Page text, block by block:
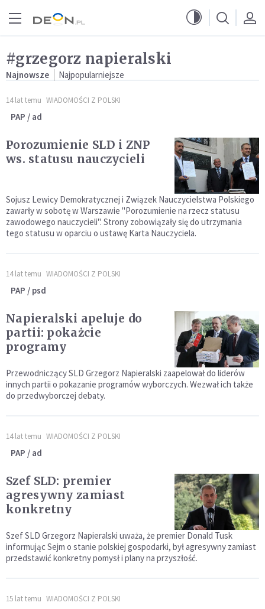
#grzegorz napieralski
Najnowsze Najpopularniejsze
14 lat temu WIADOMOŚCI Z POLSKI
PAP / ad
Porozumienie SLD i ZNP
ws. statusu nauczycieli
Sojusz Lewicy Demokratycznej i Związek Nauczycielstwa Polskiego
zawarły w sobotę w Warszawie "Porozumienie na rzecz statusu
zawodowego nauczycieli". Strony zobowiązały się do utrzymania
tego statusu w oparciu o ustawę Karta Nauczyciela.
14 lat temu WIADOMOŚCI Z POLSKI
PAP / psd
Napieralski apeluje do
partii: pokażcie
programy
Przewodniczący SLD Grzegorz Napieralski zaapelował do liderów
innych partii o pokazanie programów wyborczych. Wezwał ich także
do przedwyborczej debaty.
14 lat temu WIADOMOŚCI Z POLSKI
PAP / ad
Szef SLD: premier
agresywny zamiast
konkretny
Szef SLD Grzegorz Napieralski uważa, że premier Donald Tusk
informując Sejm o stanie polskiej gospodarki, był agresywny zamiast
przedstawić konkretny pomysł i plany na przyszłość.
15 lat temu WIADOMOŚCI Z POLSKI